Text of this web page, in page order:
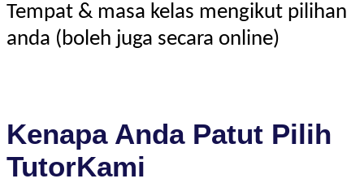
Tempat & masa kelas mengikut pilihan
anda (boleh juga secara online)
Kenapa Anda Patut Pilih
TutorKami